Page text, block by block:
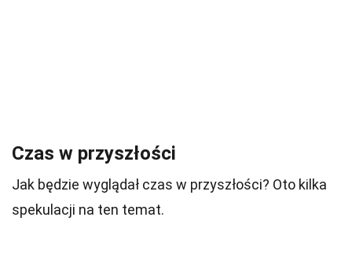
Czas w przyszłości
Jak będzie wyglądał czas w przyszłości? Oto kilka
spekulacji na ten temat.